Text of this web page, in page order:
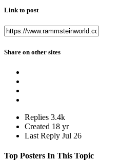
Link to post
Share on other sites
Replies 3.4k
Created 18 yr
Last Reply Jul 26
Top Posters In This Topic